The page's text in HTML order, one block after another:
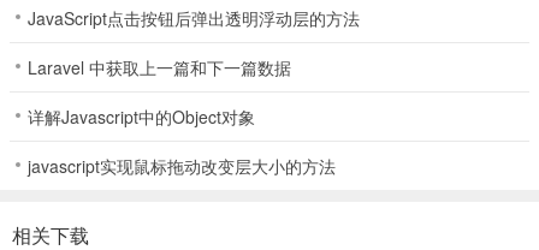
1、进入游戏后第一步，我们需要先选择一支要一起玩的组合。
JavaScript点击按钮后弹出透明浮动层的方法
Laravel 中获取上一篇和下一篇数据
详解Javascript中的Object对象
javascript实现鼠标拖动改变层大小的方法
相关下载